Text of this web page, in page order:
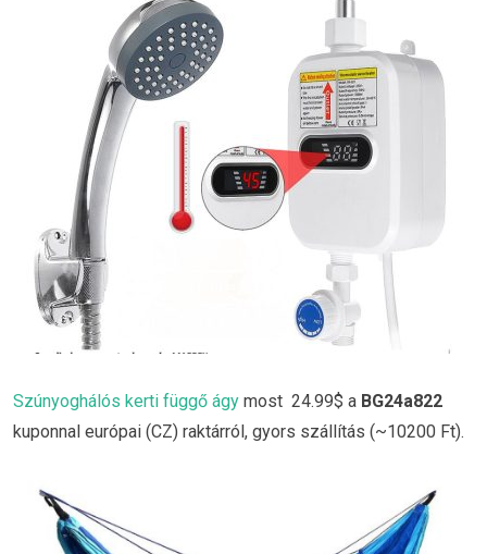
Szúnyoghálós kerti függő ágy most 24.99$ a BG24a822
kuponnal európai (CZ) raktárról, gyors szállítás (~10200 Ft).